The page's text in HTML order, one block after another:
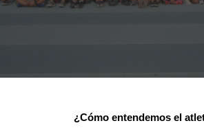
¿Cómo entendemos el